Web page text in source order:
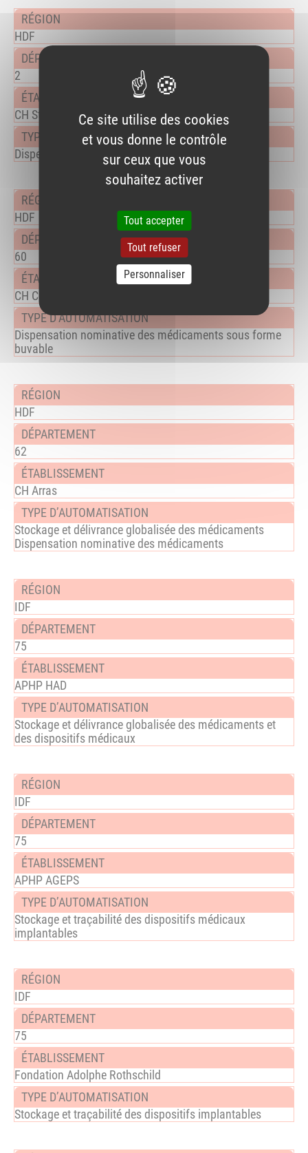
HDF
2
CH St Quentin
Dispensation nominative des médicaments
HDF
60
CH Compiègne
Dispensation nominative des médicaments sous forme
buvable
HDF
62
CH Arras
Stockage et délivrance globalisée des médicaments
Dispensation nominative des médicaments
IDF
75
APHP HAD
Stockage et délivrance globalisée des médicaments et
des dispositifs médicaux
IDF
75
APHP AGEPS
Stockage et traçabilité des dispositifs médicaux
implantables
IDF
75
Fondation Adolphe Rothschild
Stockage et traçabilité des dispositifs implantables
Ce site utilise des cookies
et vous donne le contrôle
sur ceux que vous
souhaitez activer
Tout accepter
Tout refuser
Personnaliser